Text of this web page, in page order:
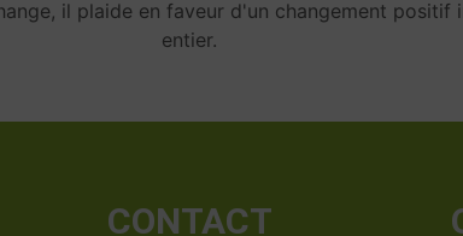
il plaide en faveur d'un changement positif
entier.
CONTACT